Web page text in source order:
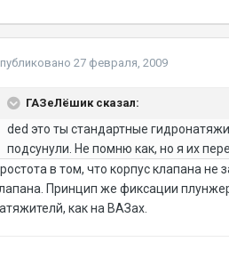
27 февраля, 2009
ГАЗеЛёшик сказал:
ded это ты стандартные
подсунули. Не помню как, но я их
в том, что корпус клапана не
Принцип же фиксации
как на ВАЗах.